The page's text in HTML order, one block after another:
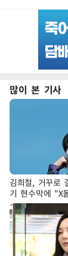
많이 본 기사
김희철, 거꾸로
기 현수막에 "X